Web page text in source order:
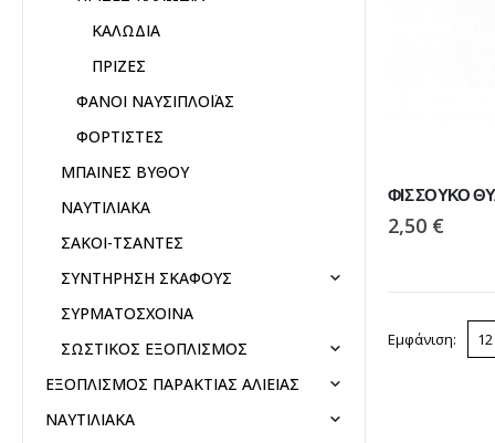
ΦΙΣ ΣΟΥΚΟ
2,50 €
Εμφάνιση:
ΚΑΛΩΔΙΑ
ΠΡΙΖΕΣ
ΦΑΝΟΙ ΝΑΥΣΙΠΛΟΪΑΣ
ΦΟΡΤΙΣΤΕΣ
ΜΠΑΙΝΕΣ ΒΥΘΟΥ
ΝΑΥΤΙΛΙΑΚΑ
ΣΑΚΟΙ-ΤΣΑΝΤΕΣ
ΣΥΝΤΗΡΗΣΗ ΣΚΑΦΟΥΣ
ΣΥΡΜΑΤΟΣΧΟΙΝΑ
ΣΩΣΤΙΚΟΣ ΕΞΟΠΛΙΣΜΟΣ
ΕΞΟΠΛΙΣΜΟΣ ΠΑΡΑΚΤΙΑΣ ΑΛΙΕΙΑΣ
ΝΑΥΤΙΛΙΑΚΑ